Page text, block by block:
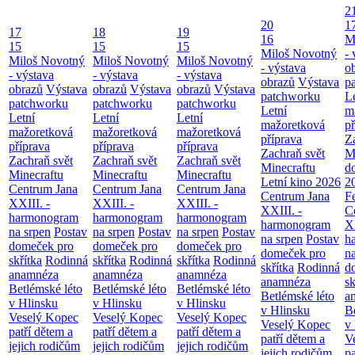
17
15
Miloš Novotný
- výstava
obrazů Výstava
patchworku
Letní
mažoretková
příprava
Zachraň svět
Minecraftu
Centrum Jana
XXIII. -
harmonogram
na srpen Postav
domeček pro
skřítka Rodinná
anamnéza
Betlémské léto
v Hlinsku
Veselý Kopec
patří dětem a
jejich rodičům
18
15
Miloš Novotný
- výstava
obrazů Výstava
patchworku
Letní
mažoretková
příprava
Zachraň svět
Minecraftu
Centrum Jana
XXIII. -
harmonogram
na srpen Postav
domeček pro
skřítka Rodinná
anamnéza
Betlémské léto
v Hlinsku
Veselý Kopec
patří dětem a
jejich rodičům
19
15
Miloš Novotný
- výstava
obrazů Výstava
patchworku
Letní
mažoretková
příprava
Zachraň svět
Minecraftu
Centrum Jana
XXIII. -
harmonogram
na srpen Postav
domeček pro
skřítka Rodinná
anamnéza
Betlémské léto
v Hlinsku
Veselý Kopec
patří dětem a
jejich rodičům
20
16
Miloš Novotný
- výstava
obrazů Výstava
patchworku
Letní
mažoretková
příprava
Zachraň svět
Minecraftu
Letní kino 2026
Centrum Jana
XXIII. -
harmonogram
na srpen Postav
domeček pro
skřítka Rodinná
anamnéza
Betlémské léto
v Hlinsku
Veselý Kopec
patří dětem a
-
v